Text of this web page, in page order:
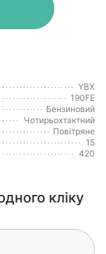
YBX
190FE
Бензиновий
Чотирьохтактний
Повітряне
15
420
кліку